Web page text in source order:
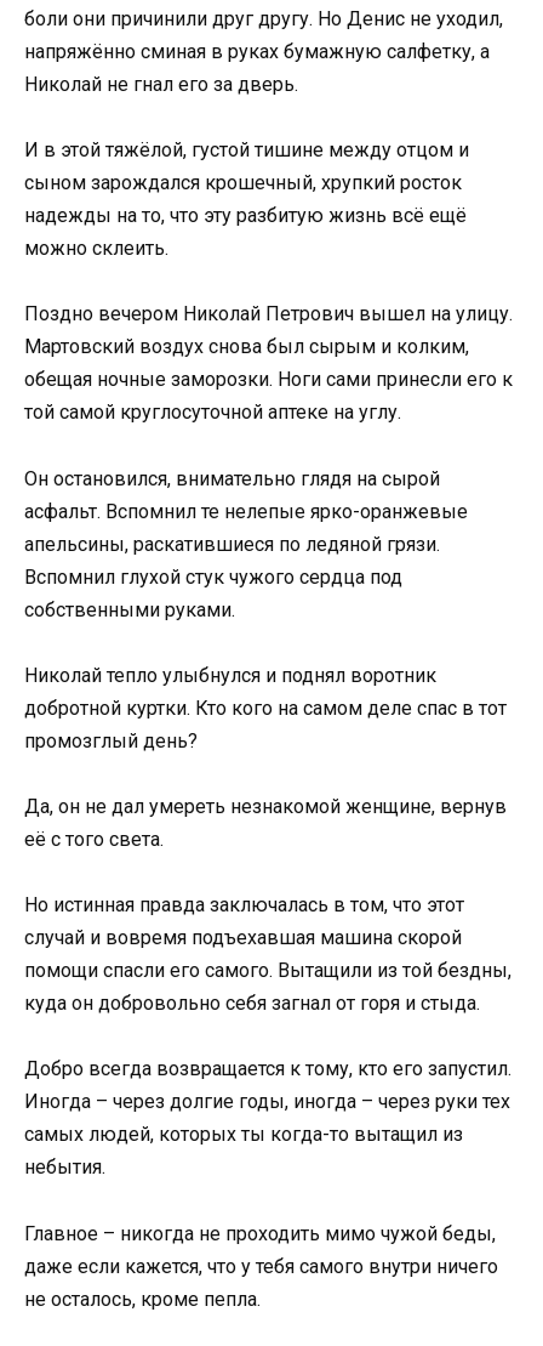
боли они причинили друг другу. Но Денис не уходил,
напряжённо сминая в руках бумажную салфетку, а
Николай не гнал его за дверь.
И в этой тяжёлой, густой тишине между отцом и
сыном зарождался крошечный, хрупкий росток
надежды на то, что эту разбитую жизнь всё ещё
можно склеить.
Поздно вечером Николай Петрович вышел на улицу.
Мартовский воздух снова был сырым и колким,
обещая ночные заморозки. Ноги сами принесли его к
той самой круглосуточной аптеке на углу.
Он остановился, внимательно глядя на сырой
асфальт. Вспомнил те нелепые ярко-оранжевые
апельсины, раскатившиеся по ледяной грязи.
Вспомнил глухой стук чужого сердца под
собственными руками.
Николай тепло улыбнулся и поднял воротник
добротной куртки. Кто кого на самом деле спас в тот
промозглый день?
Да, он не дал умереть незнакомой женщине, вернув
её с того света.
Но истинная правда заключалась в том, что этот
случай и вовремя подъехавшая машина скорой
помощи спасли его самого. Вытащили из той бездны,
куда он добровольно себя загнал от горя и стыда.
Добро всегда возвращается к тому, кто его запустил.
Иногда – через долгие годы, иногда – через руки тех
самых людей, которых ты когда-то вытащил из
небытия.
Главное – никогда не проходить мимо чужой беды,
даже если кажется, что у тебя самого внутри ничего
не осталось, кроме пепла.